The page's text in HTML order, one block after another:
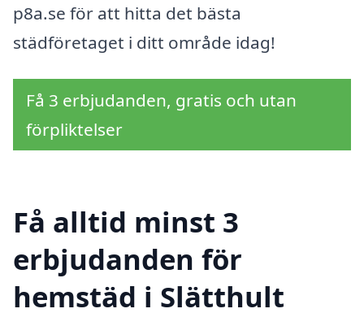
p8a.se för att hitta det bästa
städföretaget i ditt område idag!
Få 3 erbjudanden, gratis och utan
förpliktelser
Få alltid minst 3
erbjudanden för
hemstäd i Slätthult